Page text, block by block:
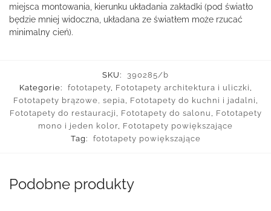
miejsca montowania, kierunku układania zakładki (pod światło
będzie mniej widoczna, układana ze światłem może rzucać
minimalny cień).
SKU:
390285/b
Kategorie:
fototapety, Fototapety architektura i uliczki ,
Fototapety brązowe, sepia, Fototapety do kuchni i jadalni ,
Fototapety do restauracji , Fototapety do salonu , Fototapety
mono i jeden kolor, Fototapety powiększające
Tag:
fototapety powiększające
Podobne produkty